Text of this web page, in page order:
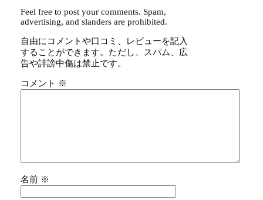
Feel free to post your comments. Spam,
advertising, and slanders are prohibited.
自由にコメントや口コミ、レビューを記入
することができます。ただし、スパム、広
告や誹謗中傷は禁止です。
コメント ※
名前 ※